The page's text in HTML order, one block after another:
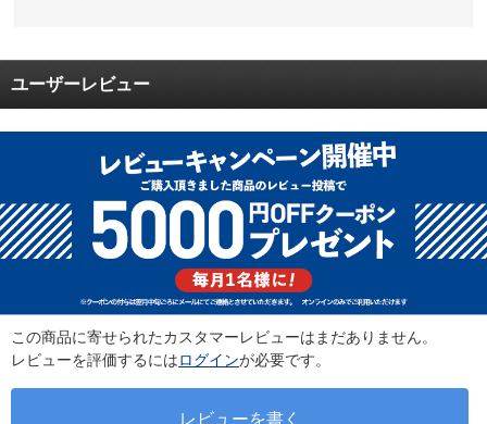
ユーザーレビュー
この商品に寄せられたカスタマーレビューはまだありません。
レビューを評価するにはログインが必要です。